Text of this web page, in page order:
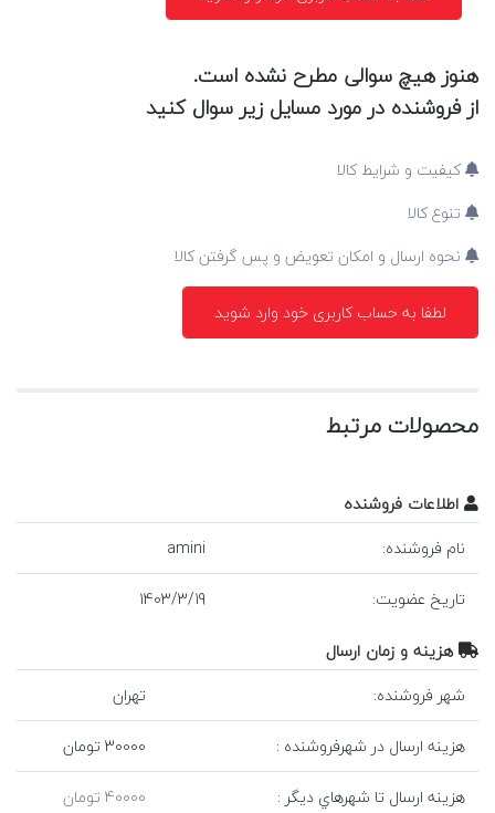
هنوز هیچ سوالی مطرح نشده است.
از فروشنده در مورد مسایل زیر سوال کنید
کیفیت و شرایط کالا
تنوع کالا
نحوه ارسال و امکان تعویض و پس گرفتن کالا
لطفا به حساب کاربری خود وارد شوید
محصولات مرتبط
اطلاعات فروشنده
نام فروشنده:
amini
تاريخ عضويت:
1403/3/19
هزينه و زمان ارسال
شهر فروشنده:
تهران
هزينه ارسال در شهرفروشنده :
30000 تومان
هزينه ارسال تا شهرهاي ديگر :
40000 تومان